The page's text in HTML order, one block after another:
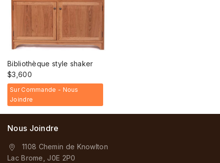
Bibliothèque style shaker
$3,600
Sur Commande - Nous
Joindre
Nous Joindre
1108 Chemin de Knowlton
Lac Brome, J0E 2P0